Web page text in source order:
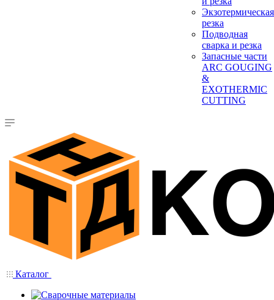
Экзотермическая
резка
Подводная
сварка и резка
Запасные части
ARC GOUGING
&
EXOTHERMIC
CUTTING
Каталог